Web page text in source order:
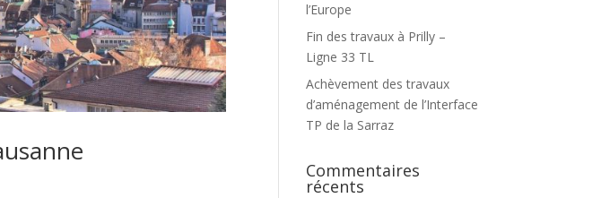
l’Europe
Fin des travaux à Prilly –
Ligne 33 TL
Achèvement des travaux
d’aménagement de l’Interface
TP de la Sarraz
Commentaires
récents